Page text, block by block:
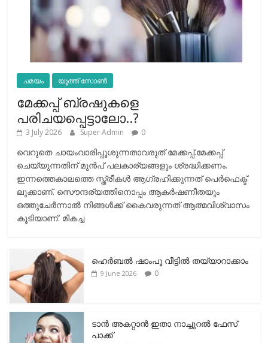
ചമയം യൂത്ത് സോൺ
മേക്കപ്പ് ബ്രഷുകളെ
പരിചയപ്പെട്ടാലോ..?
3 July 2026 Super Admin 0
വെറുതെ ചായംവാരിപ്പൂശുന്നതാവരുത് മേക്കപ്പ്.മേക്കപ്പ്
ചെയ്യുന്നതിന് മുന്‍പ് പലകാര്യങ്ങളും ശ്രദ്ധിക്കണം.
ഇന്നത്തെകാലത്തെ സ്ത്രീകള്‍ ആഗ്രഹിക്കുന്നത് പെര്‍ഫെക്ട്
ലുക്കാണ്. സൌന്ദര്യത്തിനൊപ്പം ആകര്‍ഷണീതയും
ഒത്തുചേര്‍ന്നാല്‍ നിങ്ങള്‍ക്ക് കൈവരുന്നത് ആത്മവിശ്വാസം
കൂടിയാണ്. മികച്ച
ഹെര്‍ബല്‍ ഷാംപൂ വീട്ടില്‍ തയ്യാറാക്കാം
9 June 2026 0
ടാന്‍ അകറ്റാന്‍ ഇതാ നാച്ചുറല്‍ ഫേസ്
പാക്ക്